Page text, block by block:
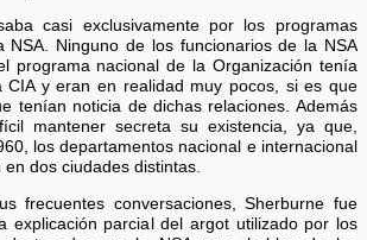
casi exclusivamente por los programas
NSA. Ninguno de los funcionarios de la NSA
programa nacional de la Organización tenía
CIA y eran en realidad muy pocos, si es que
tenían noticia de dichas relaciones. Además
mantener secreta su existencia, ya que,
los departamentos nacional e internacional
en dos ciudades distintas.
frecuentes conversaciones, Sherburne fue
explicación parcial del argot utilizado por los